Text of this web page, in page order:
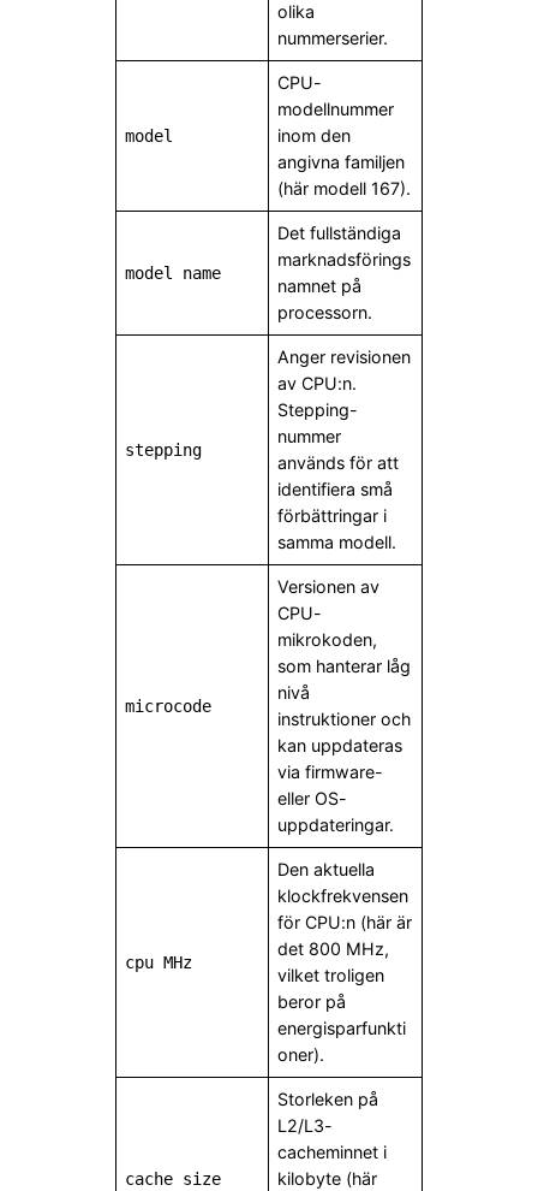
olika
nummerserier.
model
CPU-
modellnummer
inom den
angivna familjen
(här modell 167).
model name
Det fullständiga
marknadsförings
namnet på
processorn.
stepping
Anger revisionen
av CPU:n.
Stepping-
nummer
används för att
identifiera små
förbättringar i
samma modell.
microcode
Versionen av
CPU-
mikrokoden,
som hanterar låg
nivå
instruktioner och
kan uppdateras
via firmware-
eller OS-
uppdateringar.
cpu MHz
Den aktuella
klockfrekvensen
för CPU:n (här är
det 800 MHz,
vilket troligen
beror på
energisparfunkti
oner).
cache size
Storleken på
L2/L3-
cacheminnet i
kilobyte (här